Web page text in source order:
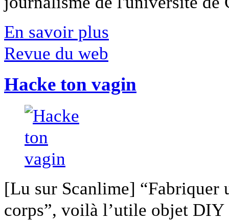
En savoir plus
Revue du web
Hacke ton vagin
[Lu sur Scanlime] “Fabriquer
corps”, voilà l’utile objet